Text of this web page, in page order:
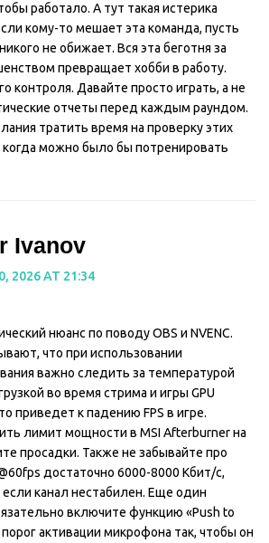
работало. А тут такая истерика
кому-то мешает эта команда, пусть
не обижает. Вся эта беготня за
превращает хобби в работу.
контроля. Давайте просто играть, а не
отчеты перед каждым раундом.
тратить время на проверку этих
можно было бы потренировать
Ivanov
2026 AT 21:34
нюанс по поводу OBS и NVENC.
что при использовании
важно следить за температурой
во время стрима и игры GPU
приведет к падению FPS в игре.
лимит мощности в MSI Afterburner на
просадки. Также не забывайте про
достаточно 6000-8000 Кбит/с,
канал нестабилен. Еще один
включите функцию «Push to
активации микрофона так, чтобы он